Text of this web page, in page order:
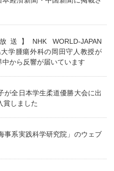
送】NHK WORLD-JAPAN
大学腫瘍外科の岡田守人教授が
から反響が届いています
が全日本学生柔道優勝大会に出
賞しました
事系実践科学研究院」のウェブ